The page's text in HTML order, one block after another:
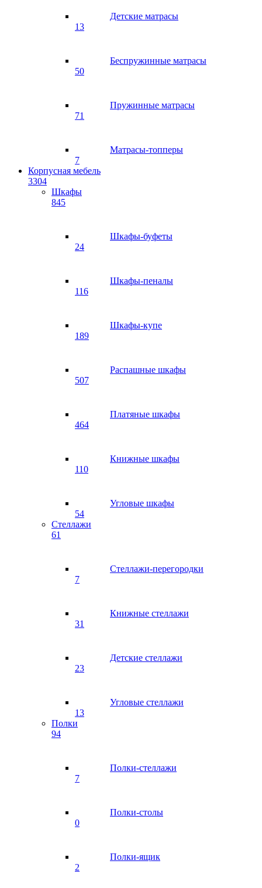
Детские матрасы
13
Беспружинные матрасы
50
Пружинные матрасы
71
Матрасы-топперы
7
Корпусная мебель
3304
Шкафы
845
Шкафы-буфеты
24
Шкафы-пеналы
116
Шкафы-купе
189
Распашные шкафы
507
Платяные шкафы
464
Книжные шкафы
110
Угловые шкафы
54
Стеллажи
61
Стеллажи-перегородки
7
Книжные стеллажи
31
Детские стеллажи
23
Угловые стеллажи
13
Полки
94
Полки-стеллажи
7
Полки-столы
0
Полки-ящик
2